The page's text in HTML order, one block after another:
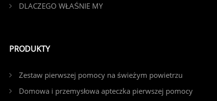
DLACZEGO WŁAŚNIE MY
PRODUKTY
Zestaw pierwszej pomocy na świeżym powietrzu
Domowa i przemysłowa apteczka pierwszej pomocy